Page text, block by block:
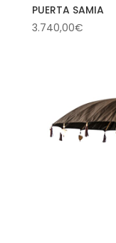
PUERTA SAMIA
3.740,00€